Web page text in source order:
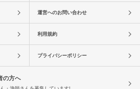
運営へのお問い合わせ
利用規約
プライバシーポリシー
の方へ